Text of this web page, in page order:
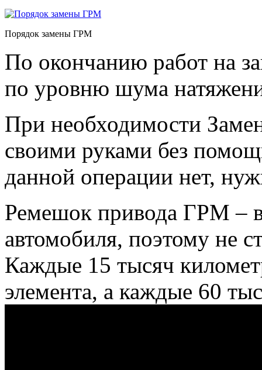
Порядок замены ГРМ
По окончанию работ на
по уровню шума
При необходимости
своими руками без
данной операции нет,
Ремешок привода ГРМ –
автомобиля, поэтому не
Каждые 15 тысяч
элемента, а каждые 60